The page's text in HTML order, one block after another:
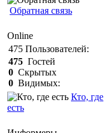
Обратная связь
Online
475 Пользователей:
475 Гостей
0 Скрытых
0 Видимых:
Кто, где
есть